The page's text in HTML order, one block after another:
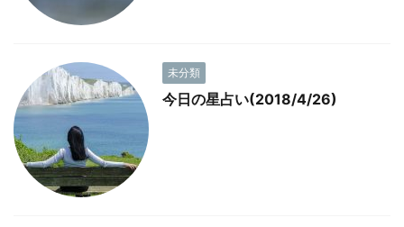
未分類
今日の星占い(2018/4/26)